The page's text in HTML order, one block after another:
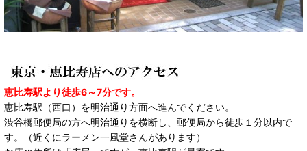
恵比寿駅より徒歩6～7分です。
恵比寿駅（西口）を明治通り方面へ進んでください。
渋谷橋郵便局の方へ明治通りを横断し、郵便局から徒歩１分以内で
す。（近くにラーメン一風堂さんがあります）